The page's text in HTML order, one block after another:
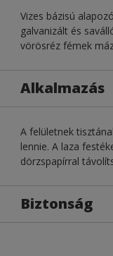
Vizes bázisú
galvanizált és
vörösréz fémek
Alkalmazás
A felületnek
lennie. A laza
dörzspapírral
Biztonság